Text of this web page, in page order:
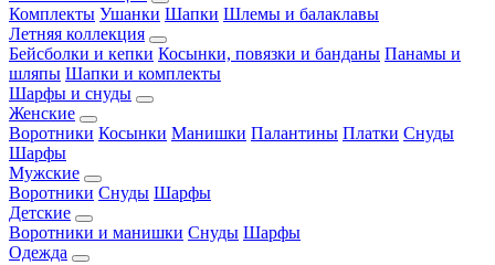
Комплекты Ушанки Шапки Шлемы и балаклавы
Летняя коллекция
Бейсболки и кепки Косынки, повязки и банданы Панамы и
шляпы Шапки и комплекты
Шарфы и снуды
Женские
Воротники Косынки Манишки Палантины Платки Снуды
Шарфы
Мужские
Воротники Снуды Шарфы
Детские
Воротники и манишки Снуды Шарфы
Одежда